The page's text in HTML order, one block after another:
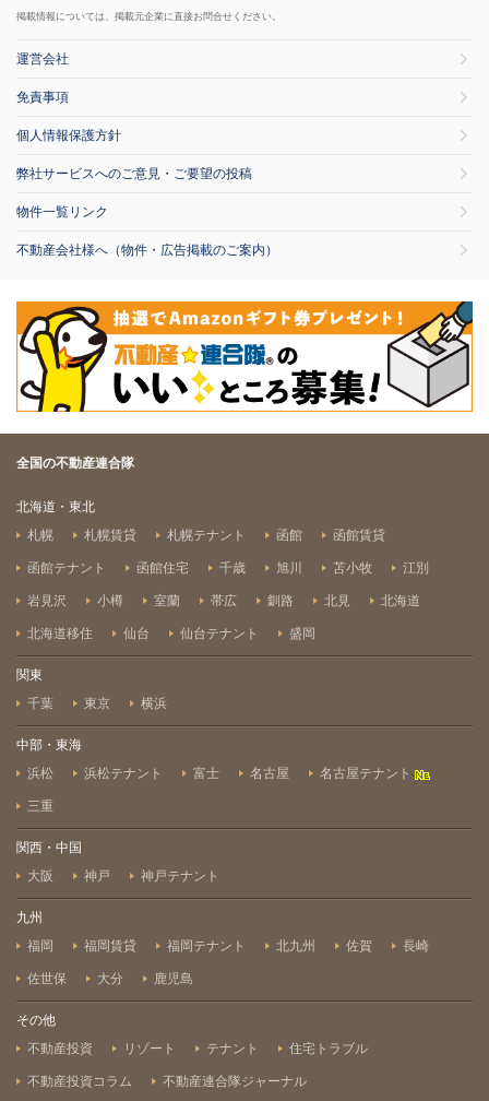
掲載情報については、掲載元企業に直接お問合せください。
運営会社
免責事項
個人情報保護方針
弊社サービスへのご意見・ご要望の投稿
物件一覧リンク
不動産会社様へ（物件・広告掲載のご案内）
全国の不動産連合隊
北海道・東北
札幌
札幌賃貸 札幌テナント 函館 函館賃貸
函館テナント 函館住宅 千歳 旭川 苫小牧 江別
岩見沢 小樽 室蘭 帯広 釧路 北見 北海道
北海道移住 仙台 仙台テナント 盛岡
関東
千葉
東京 横浜
中部・東海
浜松
浜松テナント 富士 名古屋 名古屋テナント
三重
関西・中国
大阪
神戸 神戸テナント
九州
福岡
福岡賃貸 福岡テナント 北九州 佐賀 長崎
佐世保 大分 鹿児島
その他
不動産投資
リゾート テナント 住宅トラブル
不動産投資コラム 不動産連合隊ジャーナル